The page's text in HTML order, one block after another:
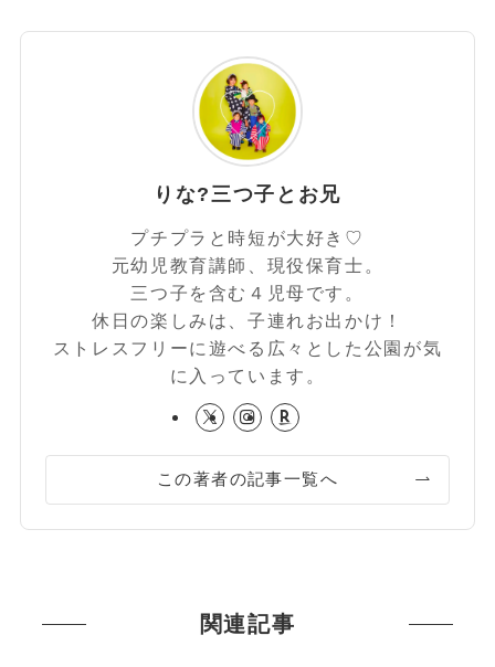
りな?️三つ子とお兄
プチプラと時短が大好き♡
元幼児教育講師、現役保育士。
三つ子を含む４児母です。
休日の楽しみは、子連れお出かけ！
ストレスフリーに遊べる広々とした公園が気
に入っています。
この著者の記事一覧へ
関連記事